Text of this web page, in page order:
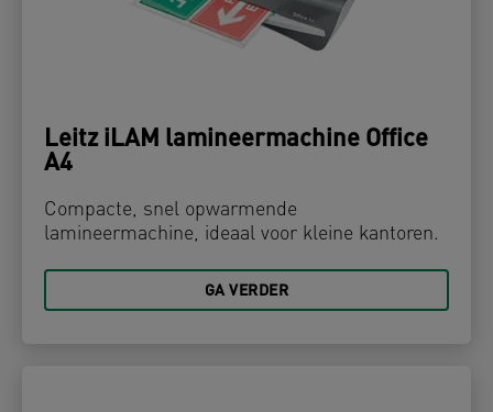
Leitz iLAM lamineermachine Office
A4
Compacte, snel opwarmende
lamineermachine, ideaal voor kleine kantoren.
GA VERDER